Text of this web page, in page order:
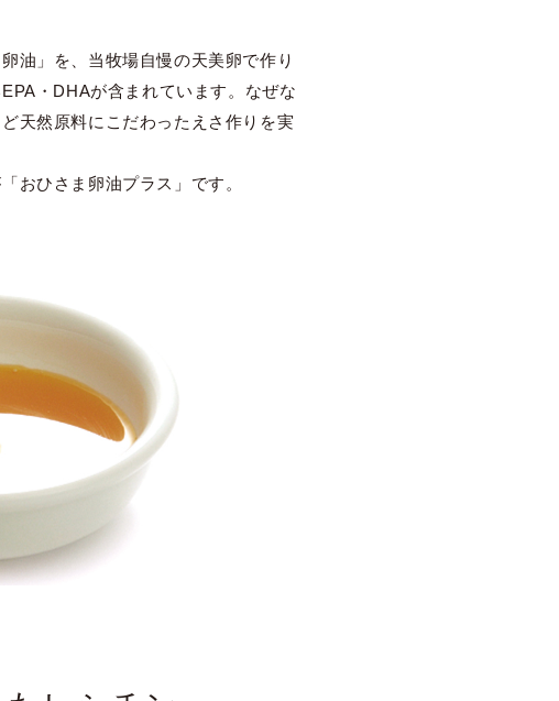
油」を、当牧場自慢の天美卵で作り
・DHAが含まれています。なぜな
天然原料にこだわったえさ作りを実
おひさま卵油プラス」です。